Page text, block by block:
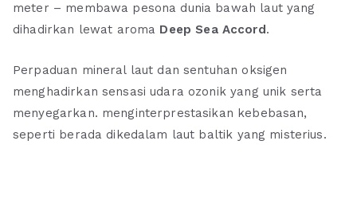
meter – membawa pesona dunia bawah laut yang
dihadirkan lewat aroma Deep Sea Accord.
Perpaduan mineral laut dan sentuhan oksigen
menghadirkan sensasi udara ozonik yang unik serta
menyegarkan. menginterprestasikan kebebasan,
seperti berada dikedalam laut baltik yang misterius.